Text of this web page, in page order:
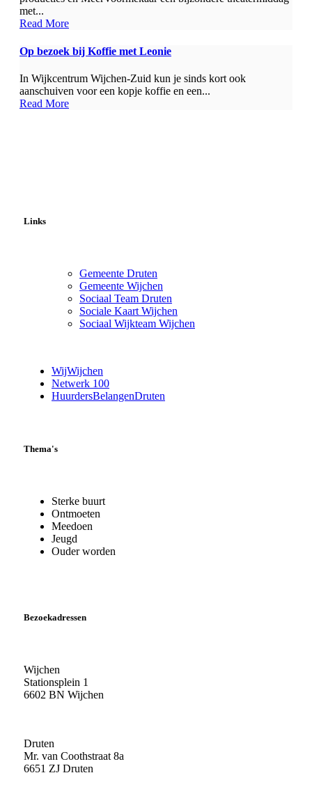
met...
Read More
Op bezoek bij Koffie met Leonie
In Wijkcentrum Wijchen-Zuid kun je sinds kort ook
aanschuiven voor een kopje koffie en een...
Read More
Links
Gemeente Druten
Gemeente Wijchen
Sociaal Team Druten
Sociale Kaart Wijchen
Sociaal Wijkteam Wijchen
WijWijchen
Netwerk 100
HuurdersBelangenDruten
Thema's
Sterke buurt
Ontmoeten
Meedoen
Jeugd
Ouder worden
Bezoekadressen
Wijchen
Stationsplein 1
6602 BN Wijchen
Druten
Mr. van Coothstraat 8a
6651 ZJ Druten